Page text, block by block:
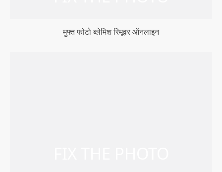
मुफ्त फोटो ब्लेमिश रिमूवर ऑनलाइन